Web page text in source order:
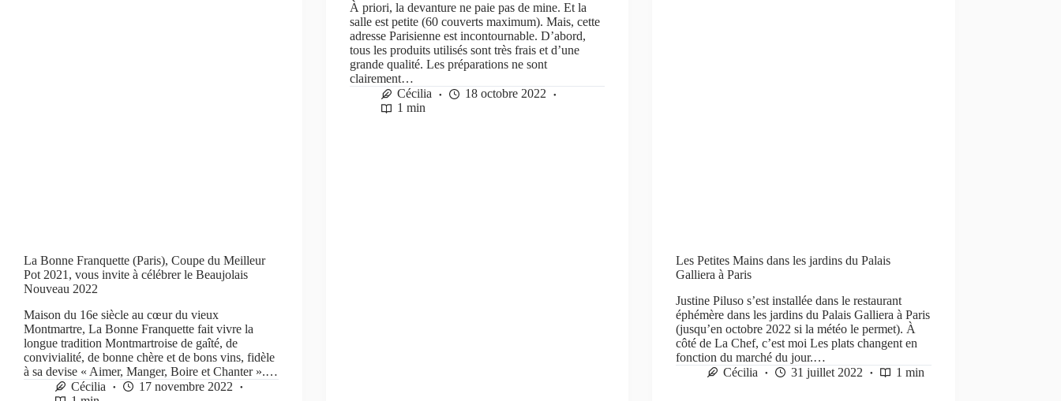
La Bonne Franquette (Paris), Coupe du Meilleur
Pot 2021, vous invite à célébrer le Beaujolais
Nouveau 2022
Maison du 16e siècle au cœur du vieux
Montmartre, La Bonne Franquette fait vivre la
longue tradition Montmartroise de gaîté, de
convivialité, de bonne chère et de bons vins, fidèle
à sa devise « Aimer, Manger, Boire et Chanter ».…
Cécilia
17 novembre 2022
À priori, la devanture ne paie pas de mine. Et la
salle est petite (60 couverts maximum). Mais, cette
adresse Parisienne est incontournable. D’abord,
tous les produits utilisés sont très frais et d’une
grande qualité. Les préparations ne sont
clairement…
Cécilia
18 octobre 2022
1 min
Les Petites Mains dans les jardins du Palais
Galliera à Paris
Justine Piluso s’est installée dans le restaurant
éphémère dans les jardins du Palais Galliera à Paris
(jusqu’en octobre 2022 si la météo le permet). À
côté de La Chef, c’est moi Les plats changent en
fonction du marché du jour.…
Cécilia
31 juillet 2022 1 min